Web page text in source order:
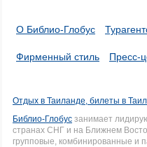
О Библио-Глобус
Фирменный стиль Пресс-
Отдых в Таиланде, билеты в
Библио-Глобус занимает
странах СНГ и на Ближнем
групповые, комбинированные и